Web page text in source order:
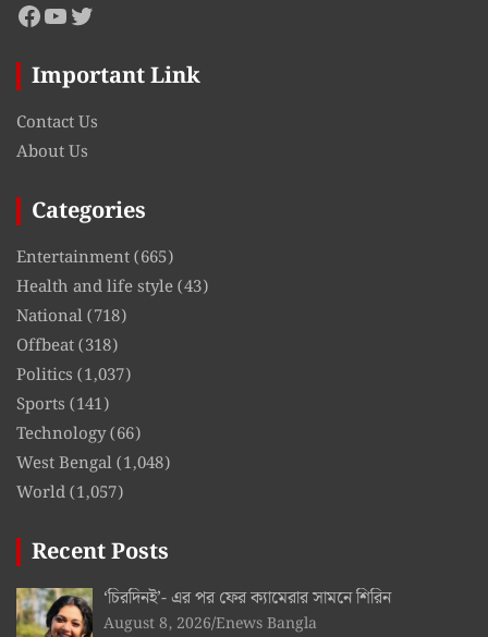
Facebook
YouTube
Twitter
Important Link
Contact Us
About Us
Categories
Entertainment(665)
Health and life style(43)
National(718)
Offbeat(318)
Politics (1,037)
Sports (141)
Technology(66)
West Bengal(1,048)
World(1,057)
Recent Posts
‘চিরদিনই’- এর পর ফের ক্যামেরার সামনে শিরিন
August 8, 2026 Enews Bangla